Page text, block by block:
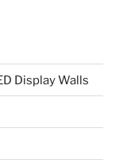
Display Walls